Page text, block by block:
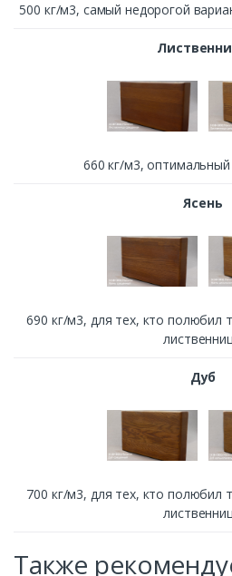
500 кг/м3, cамый недорогой
660 кг/м3,
Ясень
690 кг/м3, для тех, кто полюбил
Дуб
700 кг/м3, для тех, кто полюбил
Также